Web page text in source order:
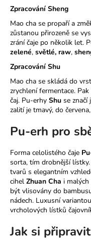
Zpracování Sheng
Mao cha se propaří a
zůstanou přirozeně se
zrání čaje po několik let.
zelené, světlé, raw,
Zpracování Shu
Mao cha se skládá do
zrychlení fermentace.
čaj. Pu-erhy Shu se značí
zalití je tmavý, do
Pu-erh pro
Forma celolistého čaje
sorta, tím drobnější
tvarů s elegantním
cihel Zhuan Cha i
být vlisovány do
nádech. Luxusní
vrcholových lístků
Jak si
D
o
p
o
u
u
j
e
m
e